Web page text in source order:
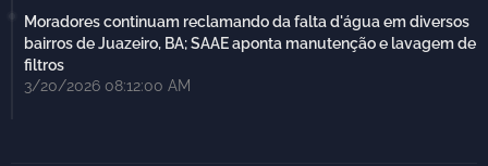
Moradores continuam reclamando da falta d'água em diversos
bairros de Juazeiro, BA; SAAE aponta manutenção e lavagem de
filtros
3/20/2026 08:12:00 AM